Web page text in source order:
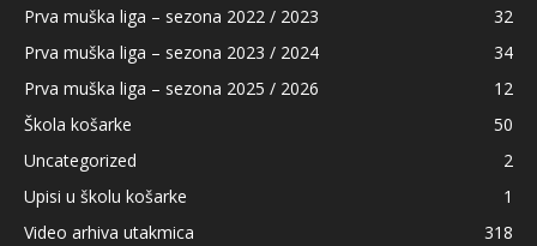
Prva muška liga – sezona 2022 / 2023
32
Prva muška liga – sezona 2023 / 2024
34
Prva muška liga – sezona 2025 / 2026
12
Škola košarke
50
Uncategorized
2
Upisi u školu košarke
1
Video arhiva utakmica
318